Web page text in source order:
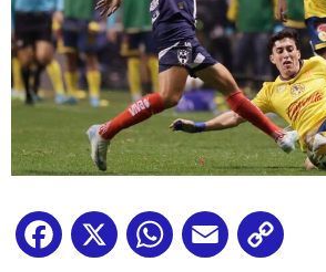
Facebook
X WhatsApp
Email